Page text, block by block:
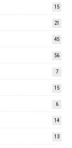
15
21
45
56
7
15
6
14
13